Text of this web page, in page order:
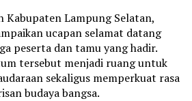
Kabupaten Lampung Selatan,
ucapan selamat datang
peserta dan tamu yang hadir.
tersebut menjadi ruang untuk
sekaligus memperkuat rasa
budaya bangsa.